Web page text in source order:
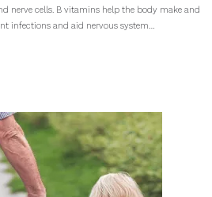
nerve cells. B vitamins help the body make and
infections and aid nervous system…